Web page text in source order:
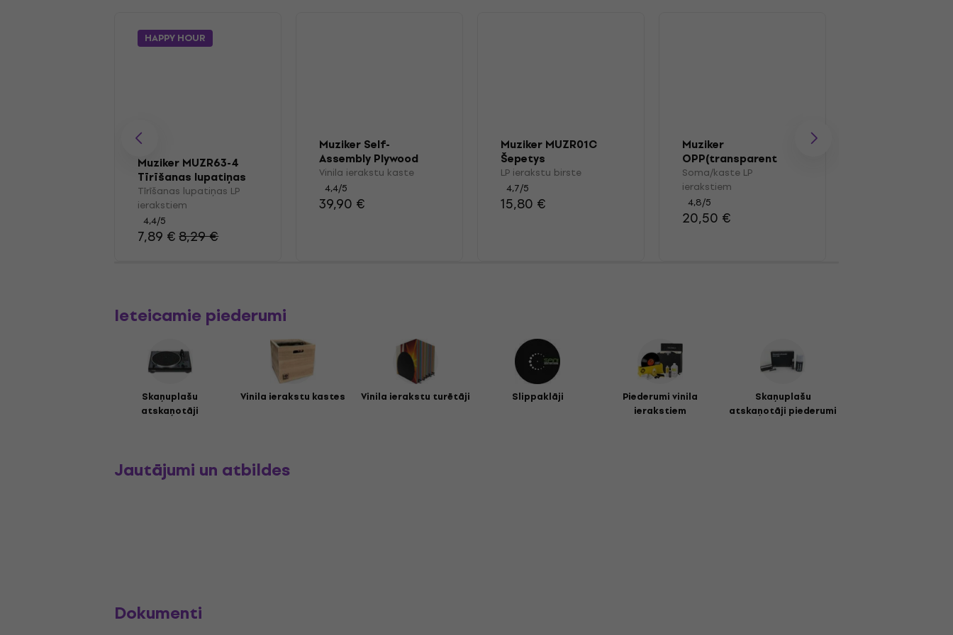
HAPPY HOUR
Muziker MUZR63-4
Tīrīšanas lupatiņas
LP ierakstiem
Tīrīšanas lupatiņas LP
ierakstiem
4,4/5
7,89 €8,29 €
Muziker Self-
Assembly Plywood
Record Storage
Crate with wheels
Vinila ierakstu kaste
4,4/5
39,90 €
Muziker MUZR01C
Šepetys
LP ierakstu birste
4,7/5
15,80 €
Muziker
OPP(transparent
plastic) Vinyl Record
Outer Sleeve Pack
100
Soma/kaste LP
ierakstiem
4,8/5
20,50 €
Ieteicamie piederumi
Skaņuplašu
atskaņotāji
Vinila ierakstu kastes Vinila ierakstu turētāji Slippaklāji
Piederumi vinila
ierakstiem
Skaņuplašu
atskaņotāji piederumi
Jautājumi un atbildes
Dokumenti